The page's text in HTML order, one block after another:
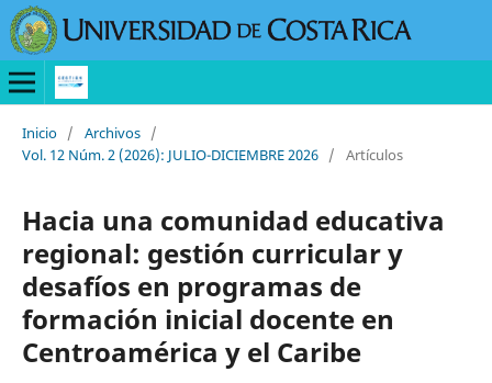
Inicio / Archivos /
Vol. 12 Núm. 2 (2026): JULIO-DICIEMBRE 2026 / Artículos
Hacia una comunidad educativa
regional: gestión curricular y
desafíos en programas de
formación inicial docente en
Centroamérica y el Caribe